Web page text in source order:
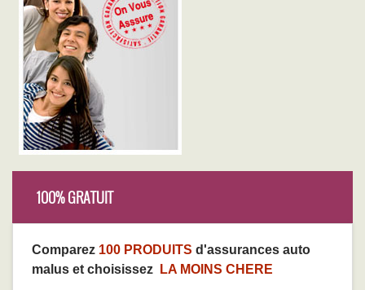
100% GRATUIT
Comparez 100 PRODUITS d'assurances auto
malus et choisissez
LA MOINS CHERE